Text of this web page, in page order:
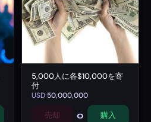
5,000人に各$10,000を寄
付
USD 50,000,000
売却 0 購入